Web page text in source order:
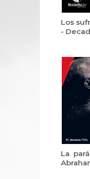
Los
-
La